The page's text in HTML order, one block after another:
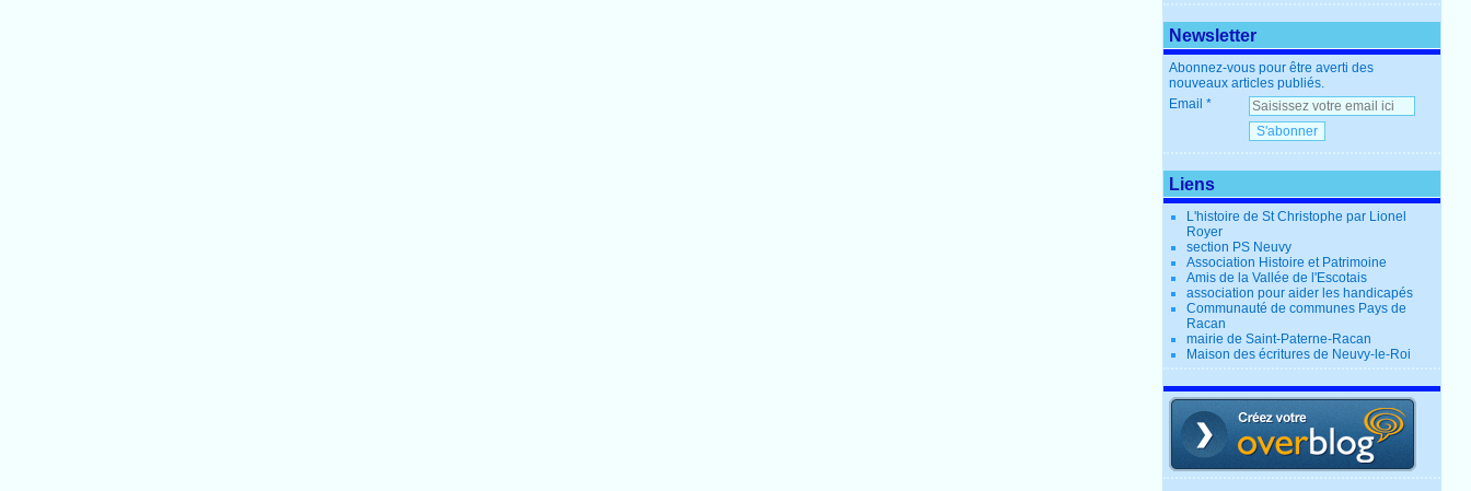
Newsletter
Abonnez-vous pour être averti des
nouveaux articles publiés.
Email
Liens
L'histoire de St Christophe par Lionel
Royer
section PS Neuvy
Association Histoire et Patrimoine
Amis de la Vallée de l'Escotais
association pour aider les handicapés
Communauté de communes Pays de
Racan
mairie de Saint-Paterne-Racan
Maison des écritures de Neuvy-le-Roi